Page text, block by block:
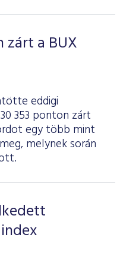
zárt a BUX
eddigi
353 ponton zárt
egy több mint
melynek során